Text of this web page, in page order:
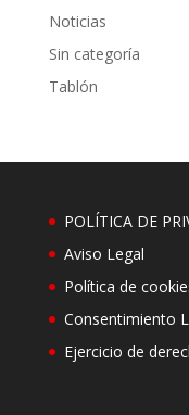
Noticias
Sin categoría
Tablón
POLÍTICA DE
Aviso Legal
Política de
Consentimiento
Ejercicio de